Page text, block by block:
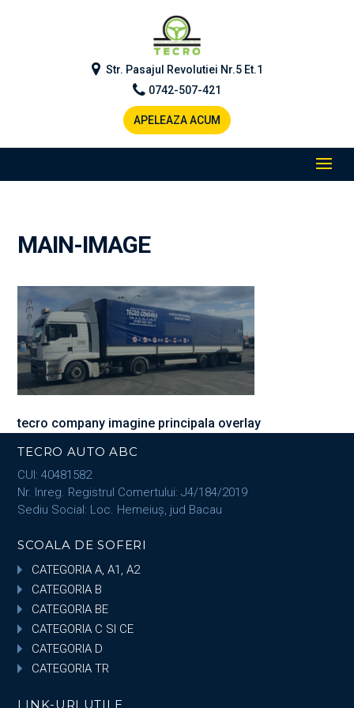
Str. Pasajul Revolutiei Nr.5 Et.1
0742-507-421
APELEAZA ACUM
MAIN-IMAGE
tecro company imagine principala overlay
TECRO AUTO ABC
CUI: 40481582
Nr. Inreg. Registrul Comertului: J4/184/2019
Sediu Social: Loc. Hemeiuș, jud Bacau
SCOALA DE SOFERI
CATEGORIA A, A1, A2
CATEGORIA B
CATEGORIA BE
CATEGORIA C SI CE
CATEGORIA D
CATEGORIA TR
LINK-URI UTILE